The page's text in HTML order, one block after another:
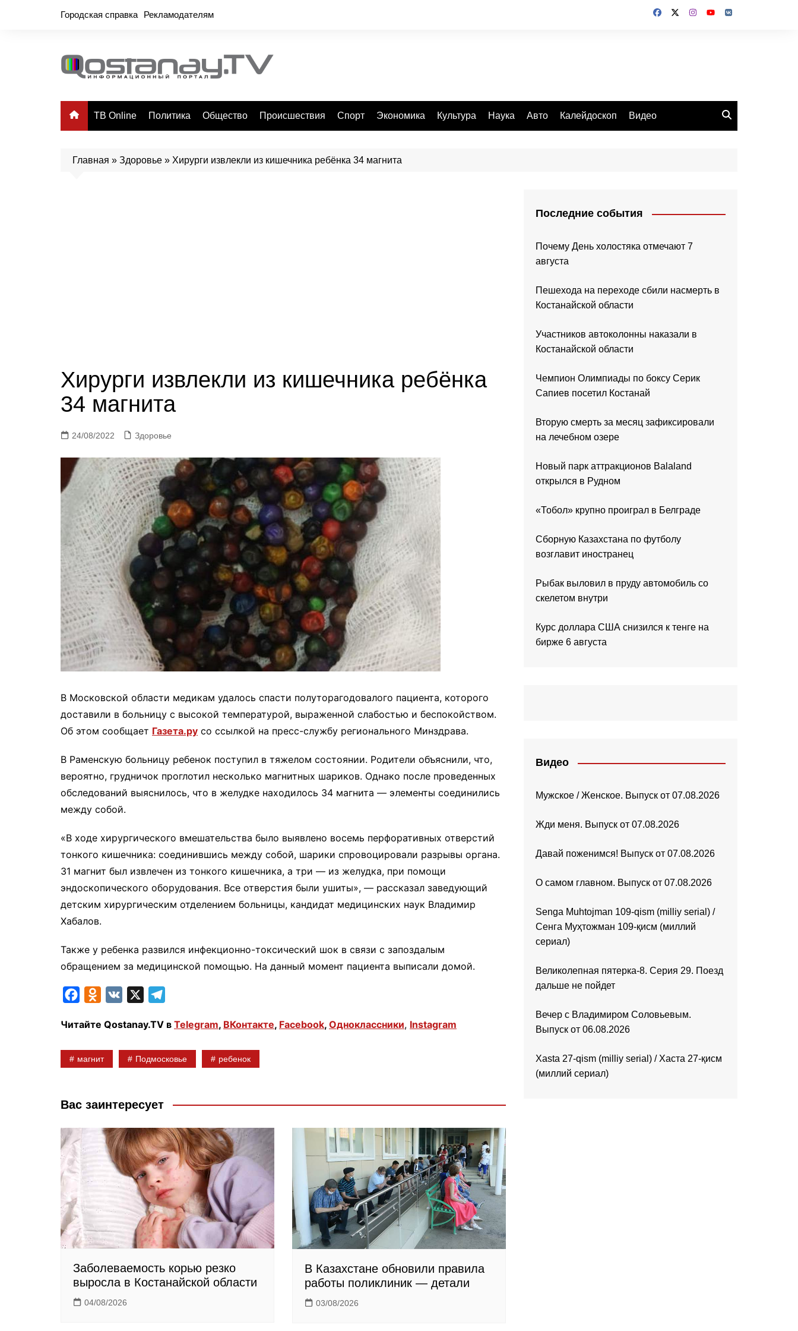
Городская справка Рекламодателям
ТВ Online Политика Общество Происшествия Спорт Экономика Культура Наука Авто Калейдоскоп Видео
Главная » Здоровье » Хирурги извлекли из кишечника ребёнка 34 магнита
Хирурги извлекли из кишечника ребёнка
34 магнита
24/08/2022 Здоровье
В Московской области медикам удалось спасти полуторагодовалого пациента, которого
доставили в больницу с высокой температурой, выраженной слабостью и беспокойством.
Об этом сообщает Газета.ру со ссылкой на пресс-службу регионального Минздрава.
В Раменскую больницу ребенок поступил в тяжелом состоянии. Родители объяснили, что,
вероятно, грудничок проглотил несколько магнитных шариков. Однако после проведенных
обследований выяснилось, что в желудке находилось 34 магнита — элементы соединились
между собой.
«В ходе хирургического вмешательства было выявлено восемь перфоративных отверстий
тонкого кишечника: соединившись между собой, шарики спровоцировали разрывы органа.
31 магнит был извлечен из тонкого кишечника, а три — из желудка, при помощи
эндоскопического оборудования. Все отверстия были ушиты», — рассказал заведующий
детским хирургическим отделением больницы, кандидат медицинских наук Владимир
Хабалов.
Также у ребенка развился инфекционно-токсический шок в связи с запоздалым
обращением за медицинской помощью. На данный момент пациента выписали домой.
c
b
k
n
k
s
s
n
k
l
g
Читайте Qostanay.TV в Telegram, ВКонтакте, Facebook, Одноклассники, Instagram
магнит Подмосковье ребенок
Вас заинтересует
Заболеваемость корью резко
выросла в Костанайской области
04/08/2026
В Казахстане обновили правила
работы поликлиник — детали
03/08/2026
Последние события
Почему День холостяка отмечают 7
августа
Пешехода на переходе сбили насмерть в
Костанайской области
Участников автоколонны наказали в
Костанайской области
Чемпион Олимпиады по боксу Серик
Сапиев посетил Костанай
Вторую смерть за месяц зафиксировали
на лечебном озере
Новый парк аттракционов Balaland
открылся в Рудном
«Тобол» крупно проиграл в Белграде
Сборную Казахстана по футболу
возглавит иностранец
Рыбак выловил в пруду автомобиль со
скелетом внутри
Курс доллара США снизился к тенге на
бирже 6 августа
Видео
Мужское / Женское. Выпуск от 07.08.2026
Жди меня. Выпуск от 07.08.2026
Давай поженимся! Выпуск от 07.08.2026
О самом главном. Выпуск от 07.08.2026
Senga Muhtojman 109-qism (milliy serial) /
Сенга Муҳтожман 109-қисм (миллий
сериал)
Великолепная пятерка-8. Серия 29. Поезд
дальше не пойдет
Вечер с Владимиром Соловьевым.
Выпуск от 06.08.2026
Xasta 27-qism (milliy serial) / Хаста 27-қисм
(миллий сериал)